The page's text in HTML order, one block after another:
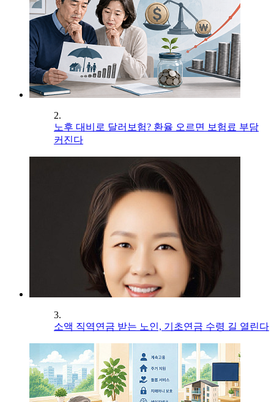
2.
노후 대비로 달러보험? 환율 오르면 보험료 부담
커진다
3.
소액 직역연금 받는 노인, 기초연금 수령 길 열린다